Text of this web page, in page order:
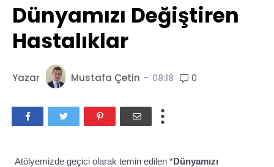
Dünyamızı Değiştiren
Hastalıklar
Yazar Mustafa Çetin - 08:18 0
Atölyemizde geçici olarak temin edilen *Dünyamızı